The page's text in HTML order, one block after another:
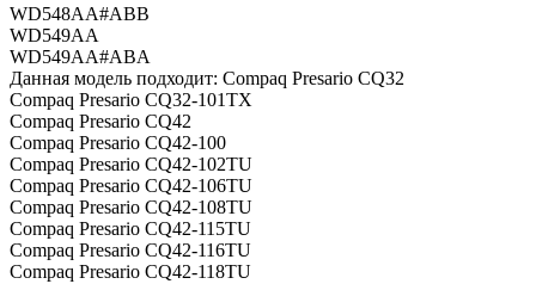
WD548AA#ABB
WD549AA
WD549AA#ABA
Данная модель подходит: Compaq Presario CQ32
Compaq Presario CQ32-101TX
Compaq Presario CQ42
Compaq Presario CQ42-100
Compaq Presario CQ42-102TU
Compaq Presario CQ42-106TU
Compaq Presario CQ42-108TU
Compaq Presario CQ42-115TU
Compaq Presario CQ42-116TU
Compaq Presario CQ42-118TU